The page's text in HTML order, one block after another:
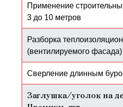
Применение
3 до 10 метров
Разборка
(вентилируемого фасада)
Сверление длинным
Заглушка/уголок на